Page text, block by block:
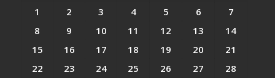
1
2 3 4 5 6
7
8
9 10 11 12 13
14
15
16 17 18 19 20
21
22
23 24 25 26 27
28